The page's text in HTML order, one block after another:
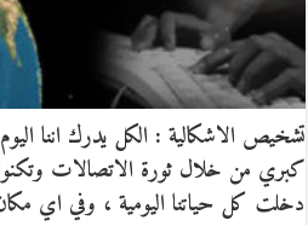
تشخيص الاشكالية : الكل يدرك اننا
كبري من خلال ثورة الاتصالات
دخلت كل حياتنا اليومية ، وفي اي